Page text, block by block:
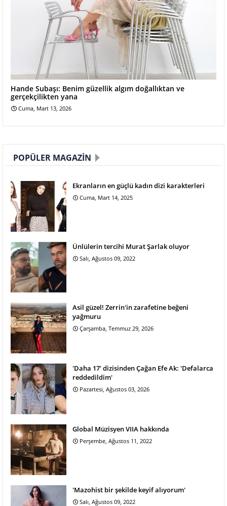
Hande Subaşı: Benim güzellik algım doğallıktan ve
gerçekçilikten yana
Cuma, Mart 13, 2026
POPÜLER MAGAZIN
Ekranların en güçlü kadın dizi karakterleri
Cuma, Mart 14, 2025
Ünlülerin tercihi Murat Şarlak oluyor
Salı, Ağustos 09, 2022
Asil güzel! Zerrin'in zarafetine beğeni
yağmuru
Çarşamba, Temmuz 29, 2026
'Daha 17' dizisinden Çağan Efe Ak: 'Defalarca
reddedildim'
Pazartesi, Ağustos 03, 2026
Global Müzisyen VIIA hakkında
Perşembe, Ağustos 11, 2022
'Mazohist bir şekilde keyif alıyorum'
Salı, Ağustos 09, 2022